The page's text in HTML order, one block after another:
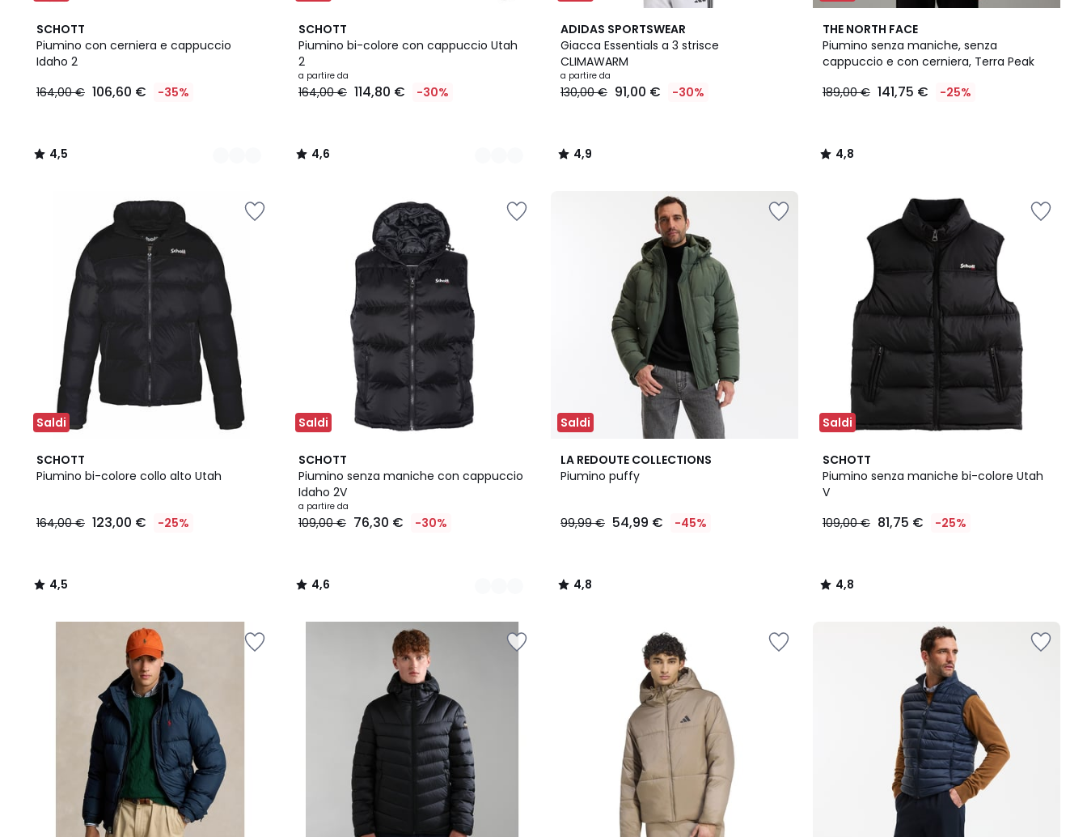
SCHOTT
Piumino con cerniera e cappuccio
Idaho 2
€
€
164,00 € 106,60 € -35%
4,5
/ 5
2
Colori
4,5
/
SCHOTT
Piumino bi-colore con cappuccio Utah
2
a partire da
164,00 € 114,80 € -30%
4,6
/ 5
4
Colori
4,6
/
ADIDAS SPORTSWEAR
Giacca Essentials a 3 strisce
CLIMAWARM
a partire da
130,00 € 91,00 € -30%
4,9
/ 5
4,9
/
THE NORTH FACE
Piumino senza maniche, senza
cappuccio e con cerniera, Terra Peak
189,00 € 141,75 € -25%
4,8
/ 5
4,8
/
Saldi
SCHOTT
Piumino bi-colore collo alto Utah
164,00 € 123,00 € -25%
4,5
/ 5
4,5
/
Saldi
SCHOTT
Piumino senza maniche con cappuccio
Idaho 2V
a partire da
109,00 € 76,30 € -30%
4,6
/ 5
2
Colori
4,6
/
Saldi
LA REDOUTE COLLECTIONS
Piumino puffy
99,99 € 54,99 € -45%
4,8
/ 5
4,8
/
Saldi
SCHOTT
Piumino senza maniche bi-colore Utah
V
109,00 € 81,75 € -25%
4,8
/ 5
4,8
/